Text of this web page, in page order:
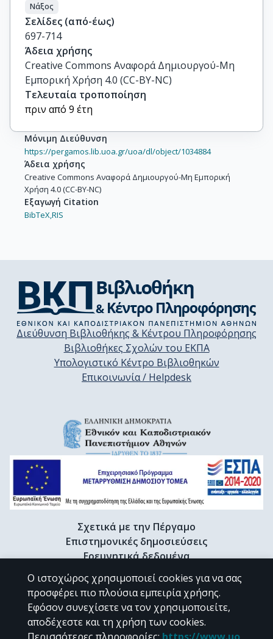
Νάξος
Σελίδες (από-έως)
697-714
Άδεια χρήσης
Creative Commons Αναφορά Δημιουργού-Μη
Εμπορική Χρήση 4.0 (CC-BY-NC)
Τελευταία τροποποίηση
πριν από 9 έτη
Μόνιμη Διεύθυνση
https://pergamos.lib.uoa.gr/uoa/dl/object/1034884
Άδεια χρήσης
Creative Commons Αναφορά Δημιουργού-Μη Εμπορική
Χρήση 4.0 (CC-BY-NC)
Εξαγωγή Citation
BibTeX,RIS
Διεύθυνση Βιβλιοθήκης & Κέντρου Πληροφόρησης
Βιβλιοθήκες Σχολών του ΕΚΠΑ
Υπολογιστικό Κέντρο Βιβλιοθηκών
Επικοινωνία / Helpdesk
Σχετικά με την Πέργαμο
Επιστημονικές δημοσιεύσεις
Ερευνητικά δεδομένα
Διδακτορικές διατριβές & Γκρίζα βιβλιογραφία
Προφίλ Ερευνητή
CC BY-NC 4.0
Ο ιστοχώρος χρησιμοποιεί cookies για να σας
προσφέρει πιο πλούσια εμπειρία χρήσης.
Εφόσον συνεχίσετε να τον χρησιμοποιείτε,
αποδέχεστε και τη χρήση των cookies.